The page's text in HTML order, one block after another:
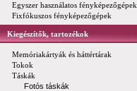
Egyszer használatos fényképezőgépek
Fixfókuszos fényképezőgépek
Kiegészítők, tartozékok
Memóriakártyák és háttértárak
Tokok
Táskák
Fotós táskák